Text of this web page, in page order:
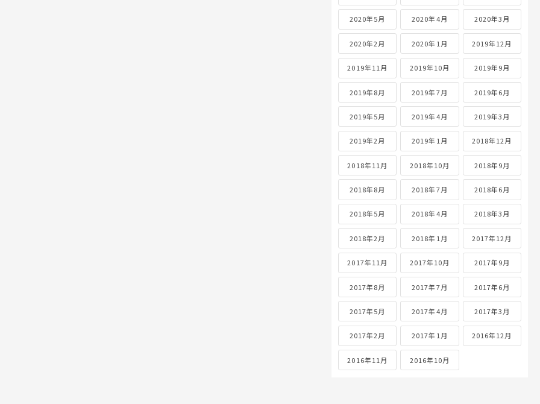
2020年5月 2020年4月 2020年3月
2020年2月 2020年1月 2019年12月
2019年11月 2019年10月 2019年9月
2019年8月 2019年7月 2019年6月
2019年5月 2019年4月 2019年3月
2019年2月 2019年1月 2018年12月
2018年11月 2018年10月 2018年9月
2018年8月 2018年7月 2018年6月
2018年5月 2018年4月 2018年3月
2018年2月 2018年1月 2017年12月
2017年11月 2017年10月 2017年9月
2017年8月 2017年7月 2017年6月
2017年5月 2017年4月 2017年3月
2017年2月 2017年1月 2016年12月
2016年11月 2016年10月